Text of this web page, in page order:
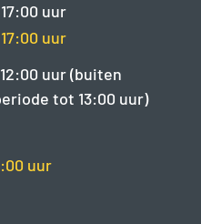
uur
uur
uur (buiten
tot 13:00 uur)
uur